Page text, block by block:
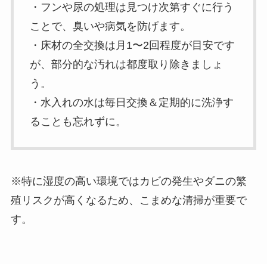
・フンや尿の処理は見つけ次第すぐに行う
ことで、臭いや病気を防げます。
・床材の全交換は月1〜2回程度が目安です
が、部分的な汚れは都度取り除きましょ
う。
・水入れの水は毎日交換＆定期的に洗浄す
ることも忘れずに。
※特に湿度の高い環境ではカビの発生やダニの繁
殖リスクが高くなるため、こまめな清掃が重要で
す。